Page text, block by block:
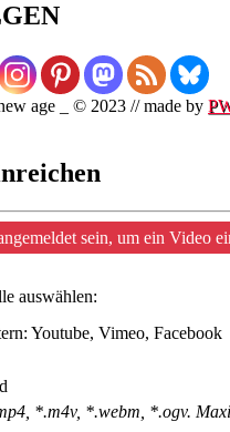
age _ © 2023 // made by
sein, um ein Video
auswählen:
Youtube, Vimeo, Facebook
*.m4v, *.webm, *.ogv.